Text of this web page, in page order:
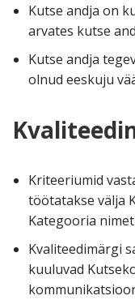
Kutse andja on
arvates kutse
Kutse andja
olnud eeskuju
Kriteeriumid
töötatakse välja
Kategooria
Kvaliteedimärgi
kuuluvad